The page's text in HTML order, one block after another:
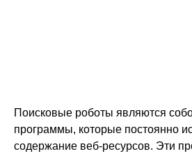
Поисковые роботы являются
программы, которые постоянно
содержание веб-ресурсов. Эти